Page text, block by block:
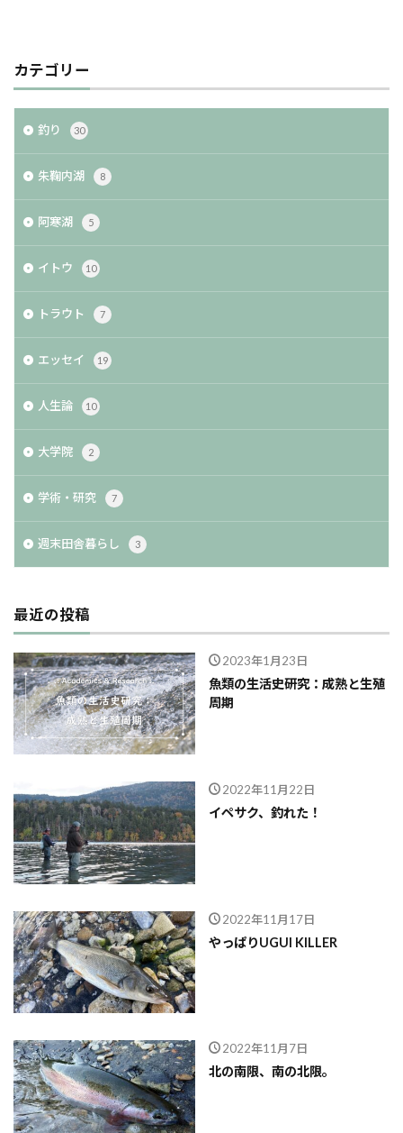
カテゴリー
釣り 30
朱鞠内湖 8
阿寒湖 5
イトウ 10
トラウト 7
エッセイ 19
人生論 10
大学院 2
学術・研究 7
週末田舎暮らし 3
最近の投稿
2023年1月23日
魚類の生活史研究：成熟と生殖
周期
2022年11月22日
イペサク、釣れた！
2022年11月17日
やっぱりUGUI KILLER
2022年11月7日
北の南限、南の北限。